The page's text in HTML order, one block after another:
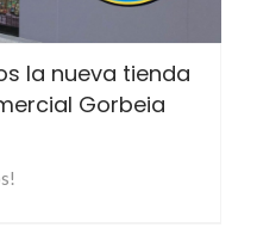
la nueva tienda
Gorbeia